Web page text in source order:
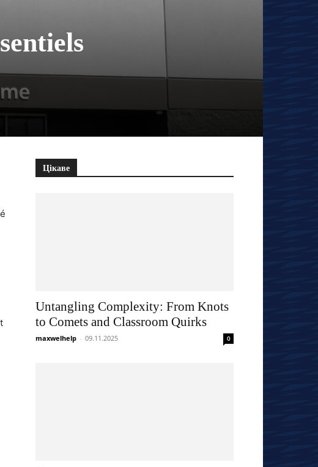
Цікаве
Untangling Complexity: From Knots
to Comets and Classroom Quirks
maxwelhelp - 09.11.2025 0